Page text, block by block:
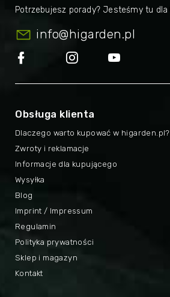
info@higarden.pl
Obsługa klienta
Dlaczego warto kupować w higarden.pl?
Imprint / Impressum
Zwroty i reklamacje
Regulamin
Informacje dla kupującego
Polityka prywatności
Wysyłka
Sklep i magazyn
Blog
Kontakt